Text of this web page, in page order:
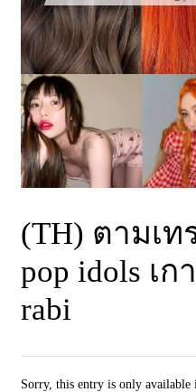
(TH) ตามเ
pop idols เก
rabi
Sorry, this entry is only available